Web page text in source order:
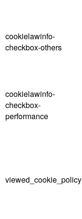
cookielawinfo-
checkbox-others
cookielawinfo-
checkbox-
performance
viewed_cookie_policy